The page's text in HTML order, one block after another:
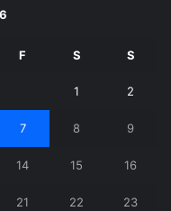
F S S
1 2
7 8 9
14 15 16
21 22 23